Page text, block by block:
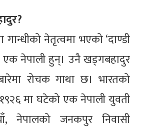
गान्धीको नेतृत्वमा भएको ‘दाण्डी
एक नेपाली हुन्। उनै खड्गबहादुर
रोचक गाथा छ। भारतको
मा घटेको एक नेपाली युवती
नेपालको जनकपुर निवासी